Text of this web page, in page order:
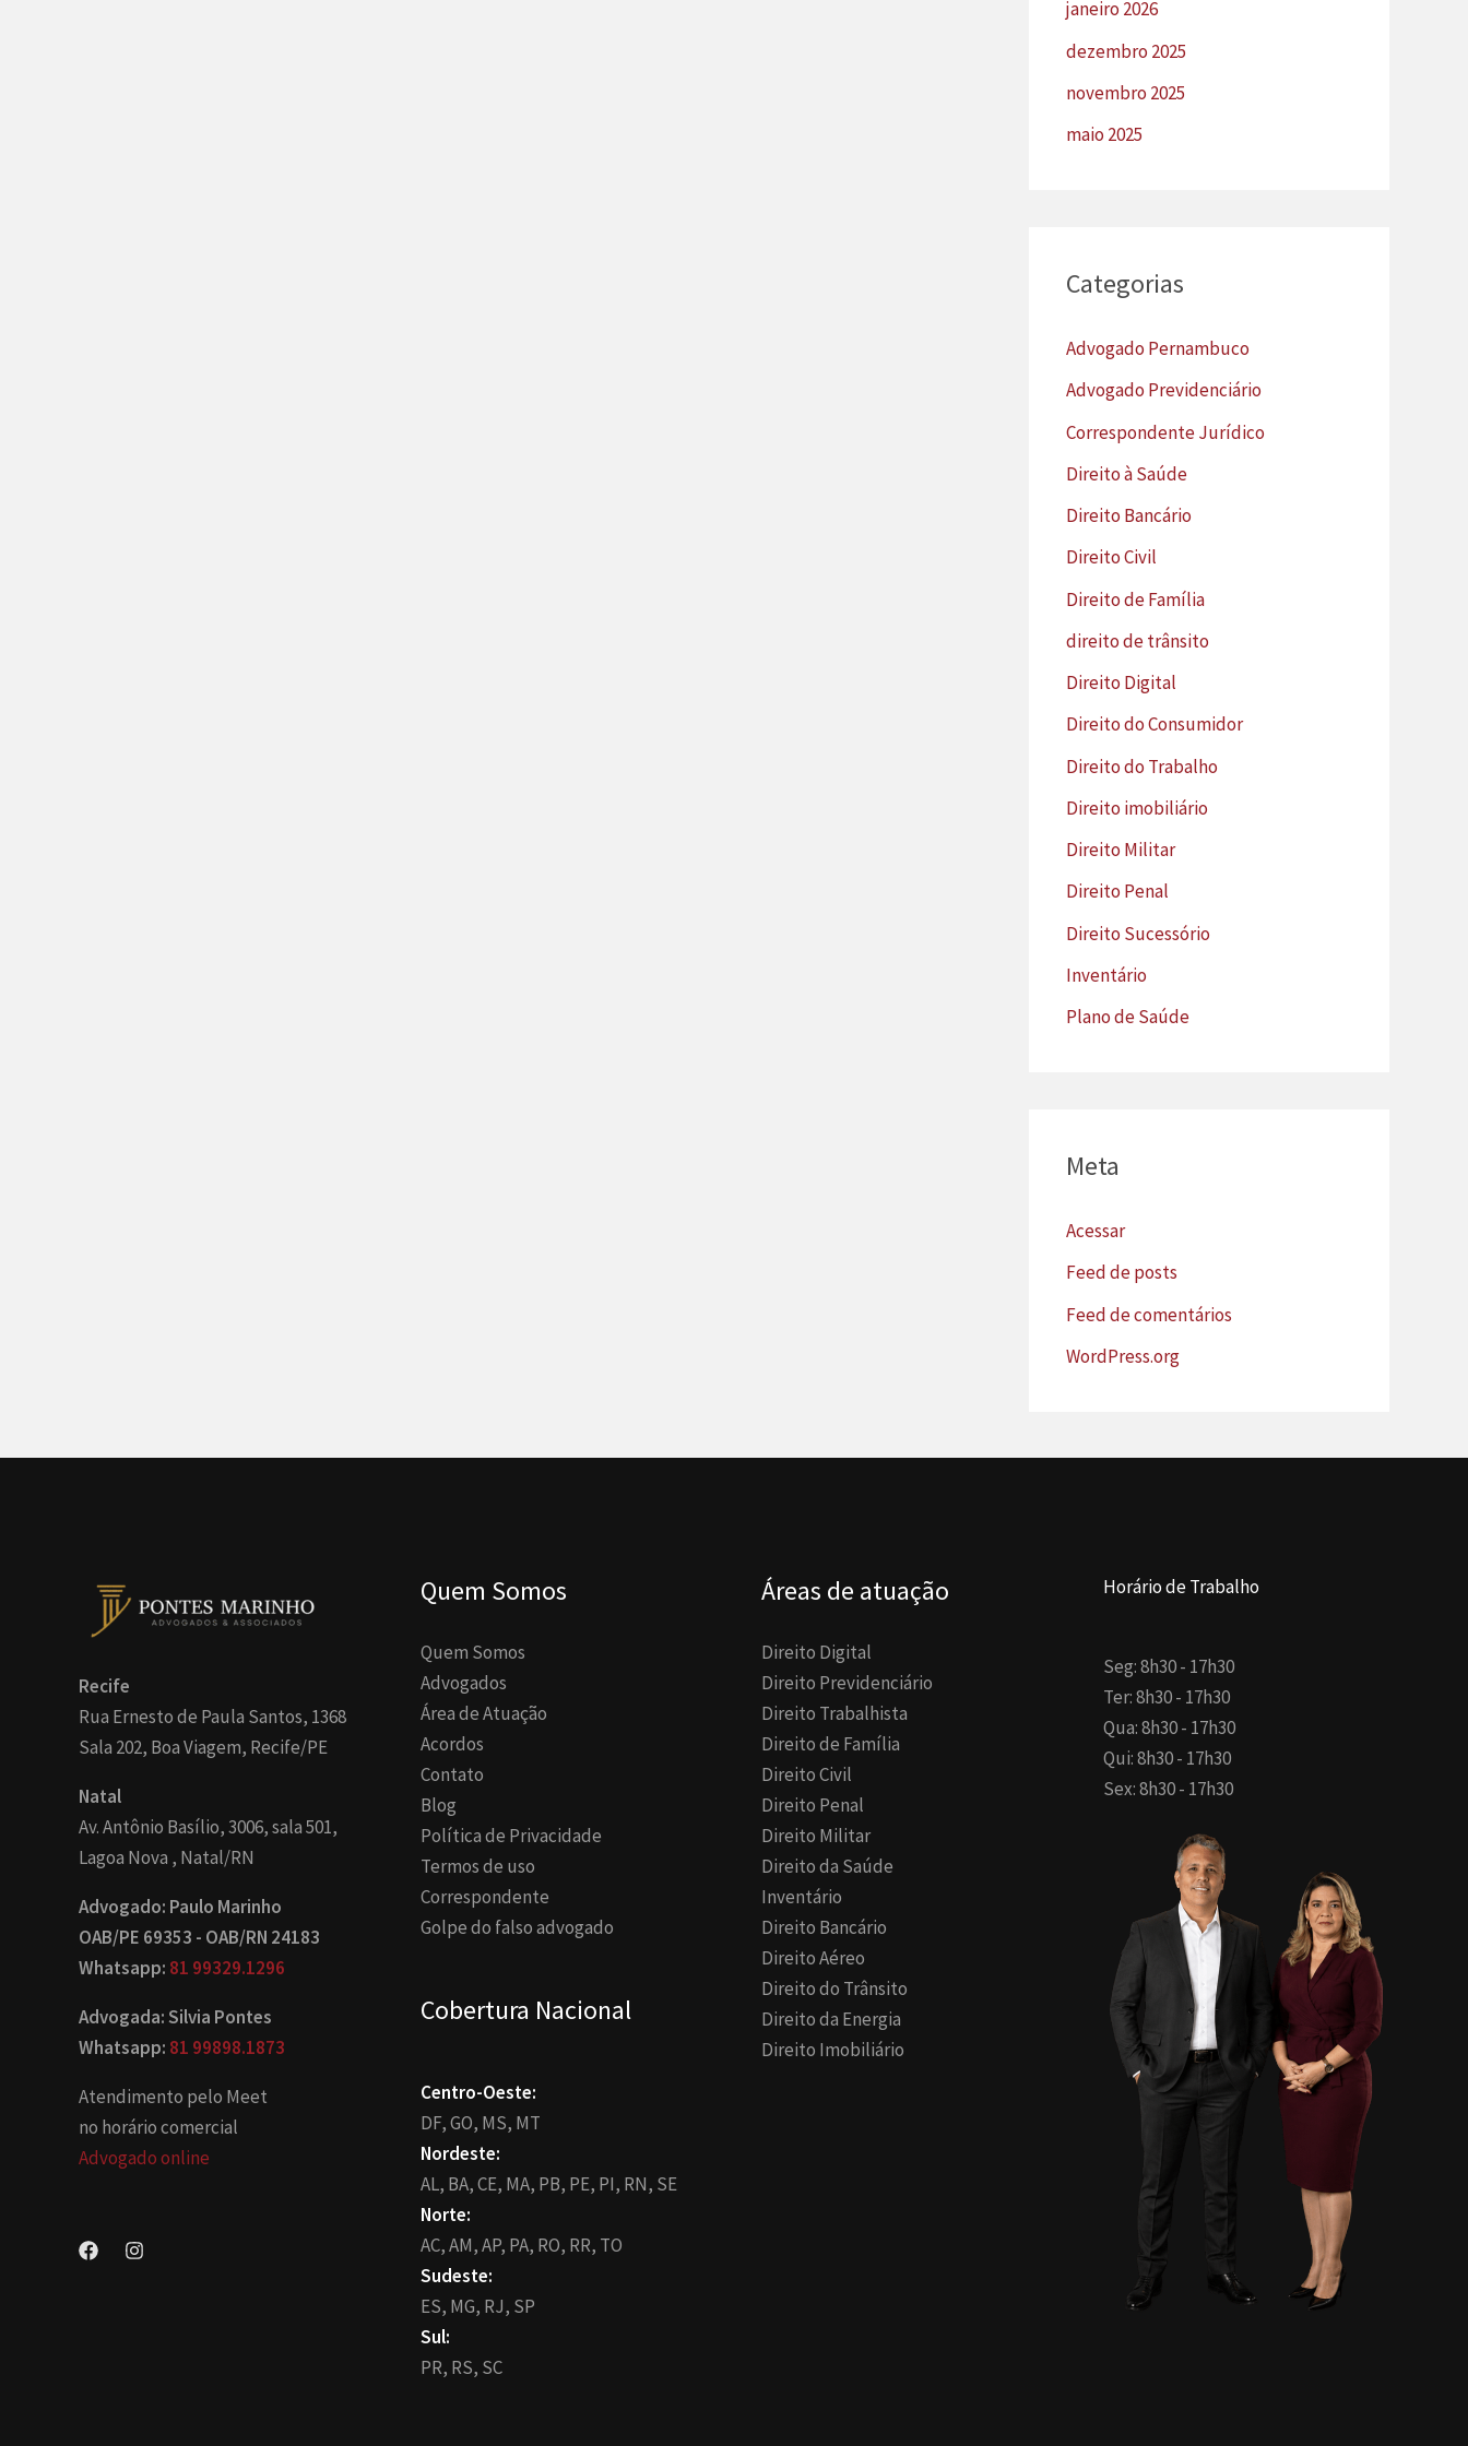
janeiro 2026
dezembro 2025
novembro 2025
maio 2025
Categorias
Advogado Pernambuco
Advogado Previdenciário
Correspondente Jurídico
Direito à Saúde
Direito Bancário
Direito Civil
Direito de Família
direito de trânsito
Direito Digital
Direito do Consumidor
Direito do Trabalho
Direito imobiliário
Direito Militar
Direito Penal
Direito Sucessório
Inventário
Plano de Saúde
Meta
Acessar
Feed de posts
Feed de comentários
WordPress.org
Recife
Rua Ernesto de Paula Santos, 1368
Sala 202, Boa Viagem, Recife/PE
Natal
Av. Antônio Basílio, 3006, sala 501,
Lagoa Nova , Natal/RN
Advogado: Paulo Marinho
OAB/PE 69353 - OAB/RN 24183
Whatsapp: 81 99329.1296
Advogada: Silvia Pontes
Whatsapp: 81 99898.1873
Atendimento pelo Meet
no horário comercial
Advogado online
Quem Somos
Quem Somos
Advogados
Área de Atuação
Acordos
Contato
Blog
Política de Privacidade
Termos de uso
Correspondente
Golpe do falso advogado
Cobertura Nacional
Centro-Oeste:
DF,GO, MS, MT
Nordeste:
AL, BA,CE, MA, PB, PE, PI, RN, SE
Norte:
AC,AM,AP, PA, RO, RR, TO
Sudeste:
ES, MG, RJ, SP
Sul:
PR, RS, SC
Áreas de atuação
Direito Digital
Direito Previdenciário
Direito Trabalhista
Direito de Família
Direito Civil
Direito Penal
Direito Militar
Direito da Saúde
Inventário
Direito Bancário
Direito Aéreo
Direito do Trânsito
Direito da Energia
Direito Imobiliário
Horário de Trabalho
Seg: 8h30 - 17h30
Ter: 8h30 - 17h30
Qua: 8h30 - 17h30
Qui: 8h30 - 17h30
Sex: 8h30 - 17h30